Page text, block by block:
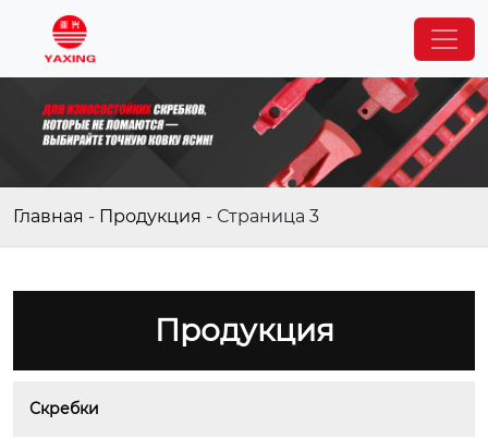
Главная - Продукция - Страница 3
Продукция
Скребки